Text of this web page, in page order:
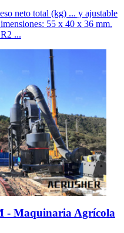
neto total (kg) ... y ajustable
55 x 40 x 36 mm.
...
- Maquinaria Agrícola